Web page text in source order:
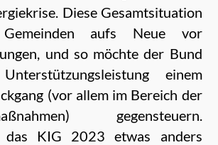
Diese Gesamtsituation
aufs Neue vor
und so möchte der Bund
einem
(vor allem im Bereich der
gegensteuern.
KIG 2023 etwas anders